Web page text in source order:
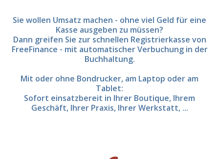
Sie wollen Umsatz machen - ohne viel Geld für eine
Kasse ausgeben zu müssen?
Dann greifen Sie zur schnellen Registrierkasse von
FreeFinance - mit automatischer Verbuchung in der
Buchhaltung.
Mit oder ohne Bondrucker, am Laptop oder am
Tablet:
Sofort einsatzbereit in Ihrer Boutique, Ihrem
Geschäft, Ihrer Praxis, Ihrer Werkstatt, ...